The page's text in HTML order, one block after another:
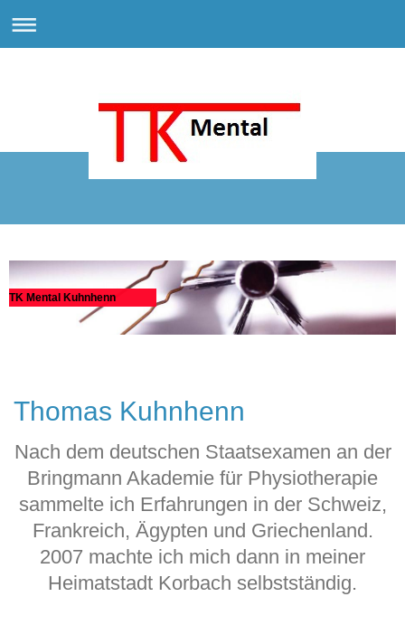
TK Mental Kuhnhenn
Thomas Kuhnhenn
Nach dem deutschen Staatsexamen an der
Bringmann Akademie für Physiotherapie
sammelte ich Erfahrungen in der Schweiz,
Frankreich, Ägypten und Griechenland.
2007 machte ich mich dann in meiner
Heimatstadt Korbach selbstständig.